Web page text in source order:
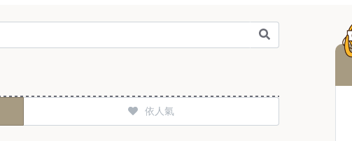
依人氣